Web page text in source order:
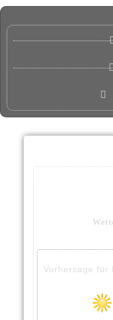
Vorhersage für